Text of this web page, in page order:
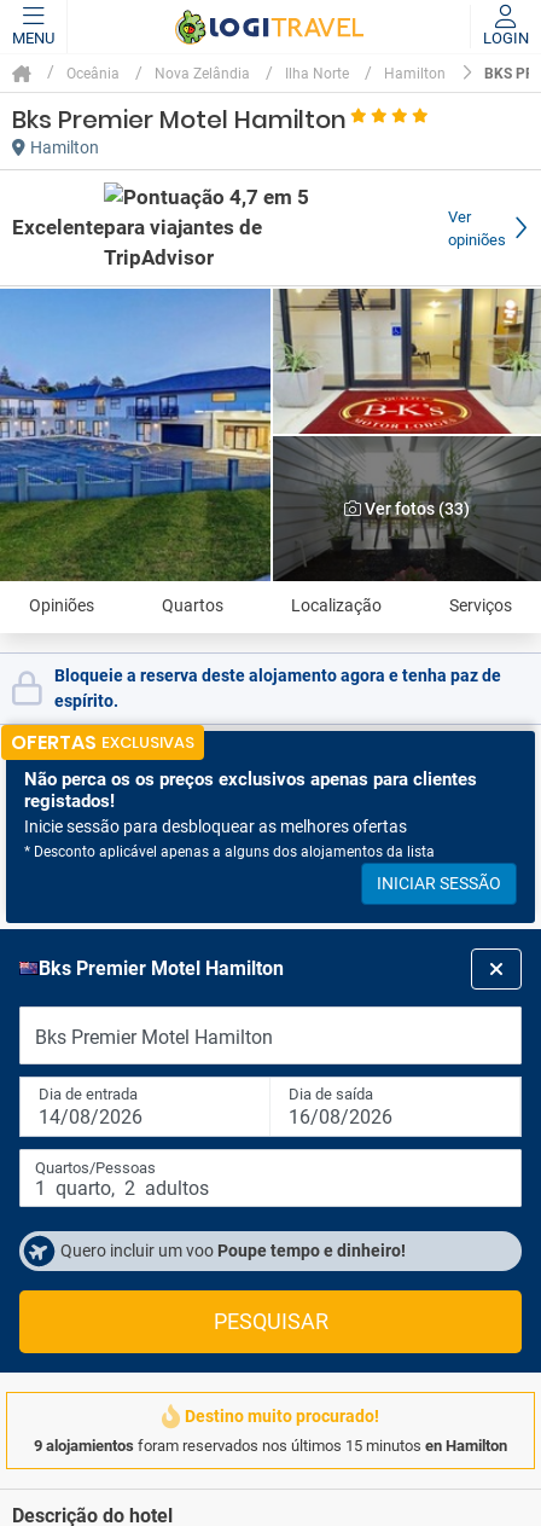
MENU LOGIN
Oceânia Nova Zelândia Ilha Norte Hamilton BKS
Bks Premier Motel Hamilton
Hamilton
Excelente
Ver
opiniões
Ver fotos (33)
Opiniões Quartos Localização Serviços
Bloqueie a reserva deste alojamento agora e tenha paz de
espírito.
OFERTAS EXCLUSIVAS
Não perca os os preços exclusivos apenas para clientes
registados!
Inicie sessão para desbloquear as melhores ofertas
* Desconto aplicável apenas a alguns dos alojamentos da lista
INICIAR SESSÃO
Bks Premier Motel Hamilton
Bks Premier Motel Hamilton
Dia de entrada
14/08/2026
Dia de saída
16/08/2026
Quartos/Pessoas
1 quarto, 2 adultos
Quero incluir um voo Poupe tempo e dinheiro!
PESQUISAR
Destino muito procurado!
9 alojamientos foram reservados nos últimos 15 minutos en Hamilton
Descrição do hotel